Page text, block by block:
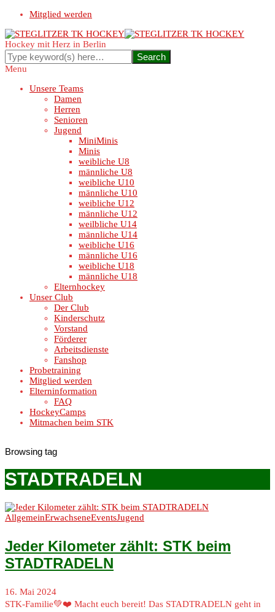
Mitglied werden
Hockey mit Herz in Berlin
Menu
Unsere Teams
Damen
Herren
Senioren
Jugend
MiniMinis
Minis
weibliche U8
männliche U8
weibliche U10
männliche U10
weibliche U12
männliche U12
weilbliche U14
männliche U14
weibliche U16
männliche U16
weibliche U18
männliche U18
Elternhockey
Unser Club
Der Club
Kinderschutz
Vorstand
Förderer
Arbeitsdienste
Fanshop
Probetraining
Mitglied werden
Elterninformation
FAQ
HockeyCamps
Mitmachen beim STK
Browsing tag
STADTRADELN
AllgemeinErwachseneEventsJugend
Jeder Kilometer zählt: STK beim
STADTRADELN
16. Mai 2024
STK-Familie💚❤️ Macht euch bereit! Das STADTRADELN geht in